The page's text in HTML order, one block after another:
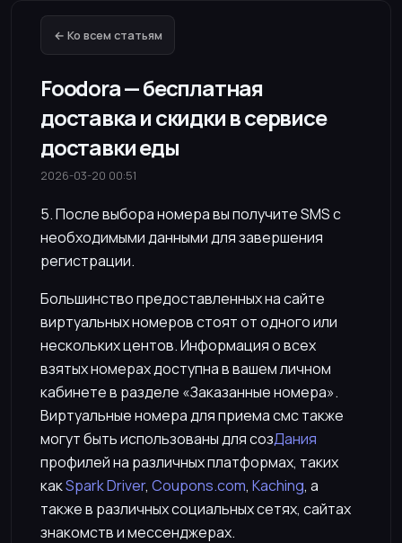
← Ко всем статьям
Foodora — бесплатная
доставка и скидки в сервисе
доставки еды
2026-03-20 00:51
5. После выбора номера вы получите SMS с
необходимыми данными для завершения
регистрации.
Большинство предоставленных на сайте
виртуальных номеров стоят от одного или
нескольких центов. Информация о всех
взятых номерах доступна в вашем личном
кабинете в разделе «Заказанные номера».
Виртуальные номера для приема смс также
могут быть использованы для созДания
профилей на различных платформах, таких
какSpark Driver, Coupons.com, Kaching, а
также в различных социальных сетях, сайтах
знакомств и мессенджерах.